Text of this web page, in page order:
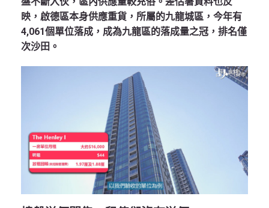
映，啟德區本身供應重貨，所屬的九龍城區，今年有
4,061個單位落成，成為九龍區的落成量之冠，排名僅
次沙田。